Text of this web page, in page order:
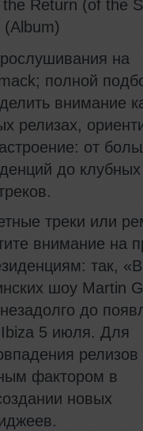
Return (of the
на
полной
внимание
релизах,
от
до клубных
треки или
внимание на
так,
шоу Martin
до
5 июля. Для
фактором в
новых